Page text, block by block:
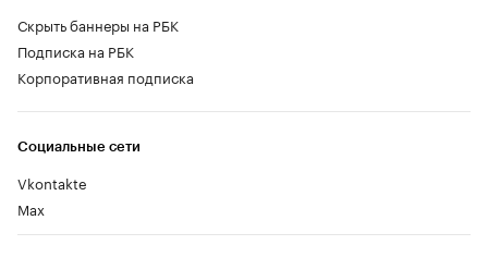
Социальные сети
Vkontakte
Max
Скрыть баннеры на РБК
Подписка на РБК
Корпоративная подписка